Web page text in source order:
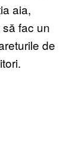
aia,
fac un
de